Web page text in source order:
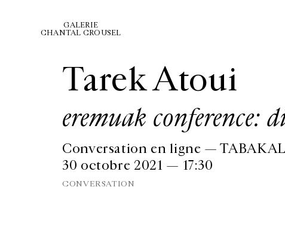
GALERIE
CHANTAL CROUSEL
Tarek Atoui
eremuak
Conversation en ligne —
30 octobre 2021 — 17:30
CONVERSATION